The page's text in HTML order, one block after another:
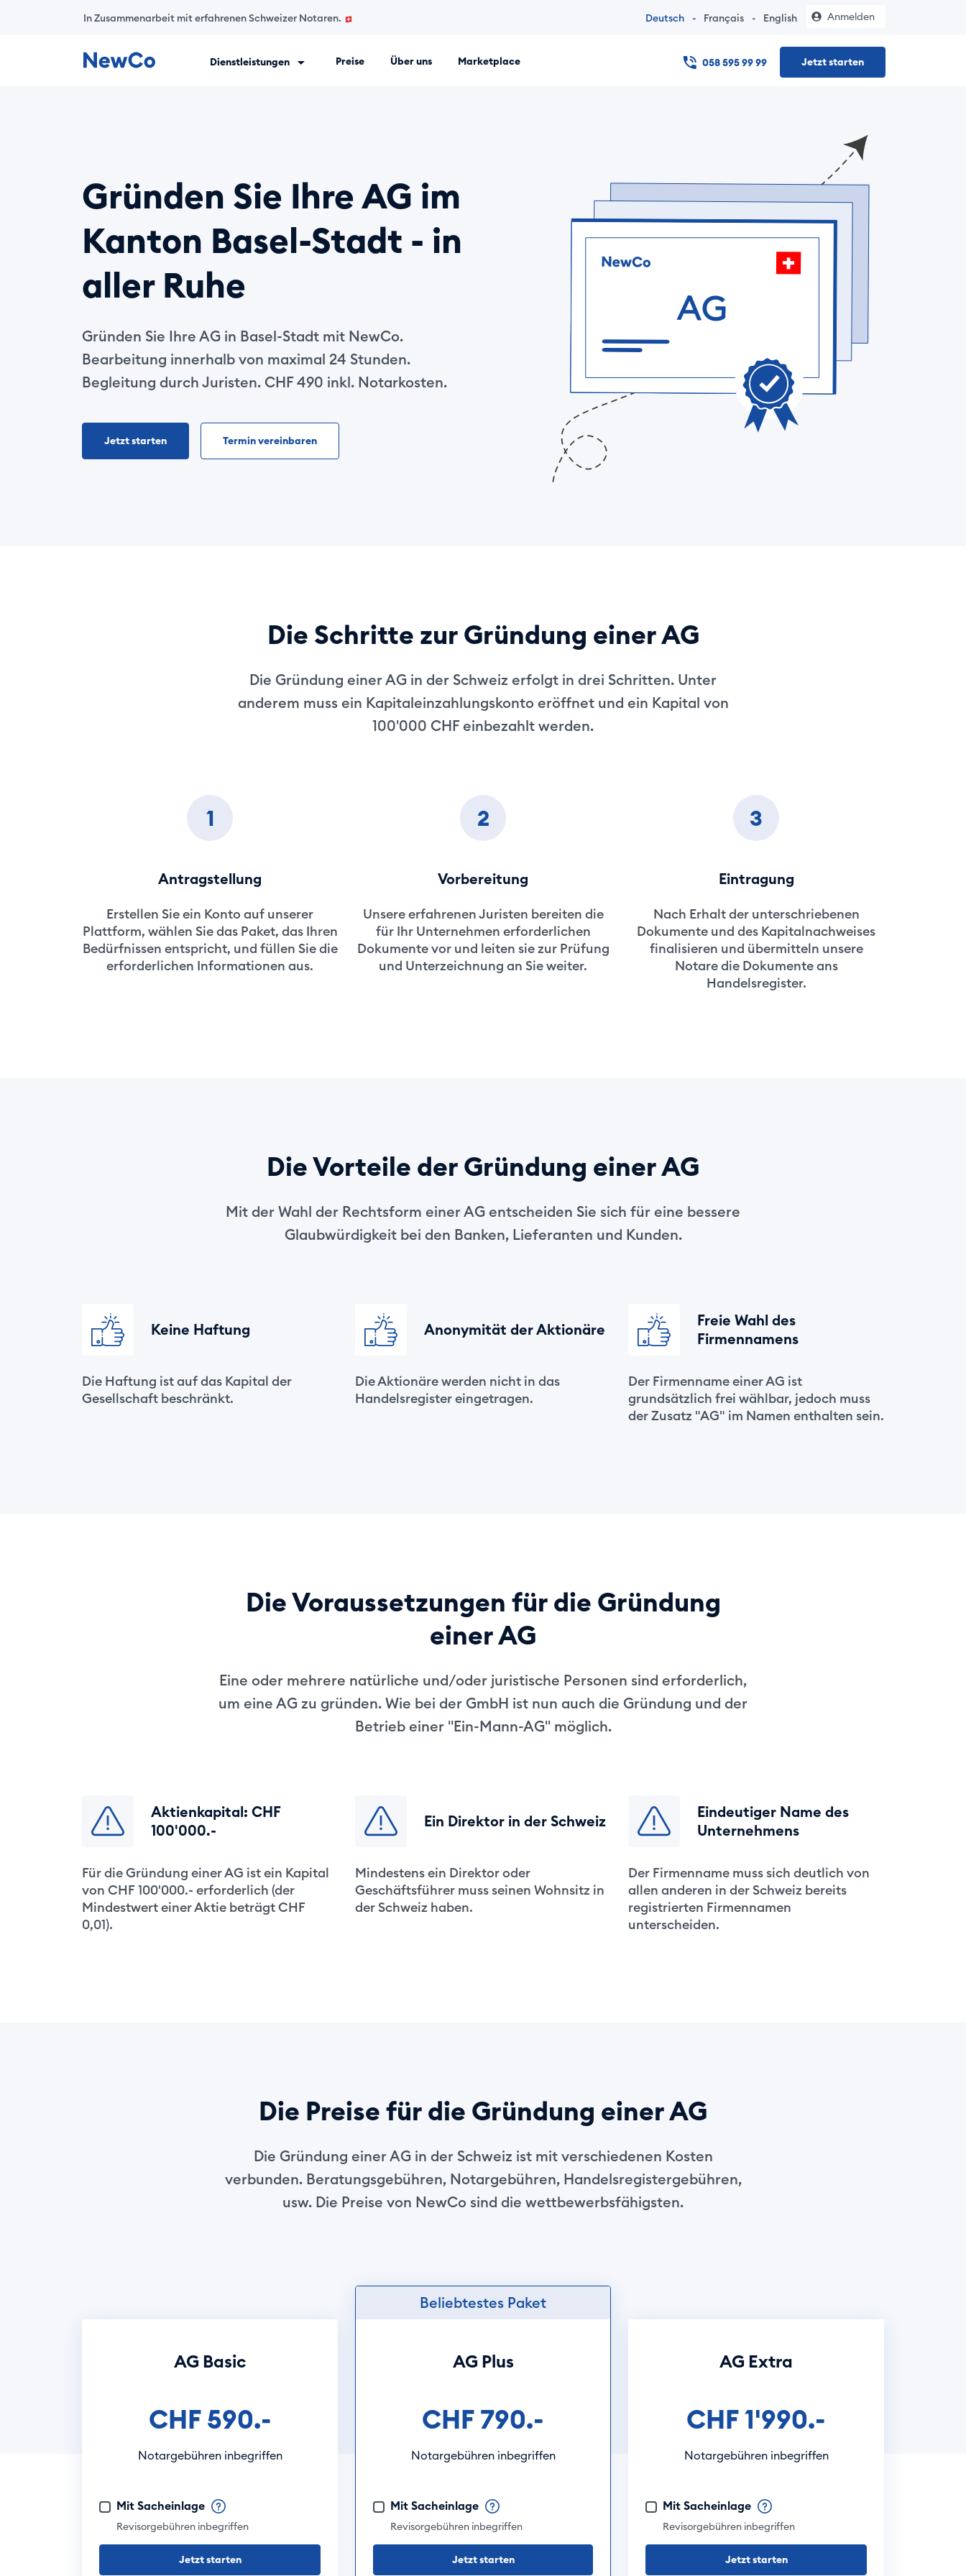
In Zusammenarbeit mit erfahrenen Schweizer Notaren. Deutsch - Français - English Anmelden
Dienstleistungen Preise Über uns Marketplace 058 595 99 99 Jetzt starten
Gründen Sie Ihre AG im
Kanton Basel-Stadt - in
aller Ruhe
Gründen Sie Ihre AG in Basel-Stadt mit NewCo.
Bearbeitung innerhalb von maximal 24 Stunden.
Begleitung durch Juristen. CHF 490 inkl. Notarkosten.
Jetzt starten Termin vereinbaren
Die Schritte zur Gründung einer AG
Die Gründung einer AG in der Schweiz erfolgt in drei Schritten. Unter
anderem muss ein Kapitaleinzahlungskonto eröffnet und ein Kapital von
100'000 CHF einbezahlt werden.
1
Antragstellung
Erstellen Sie ein Konto auf unserer
Plattform, wählen Sie das Paket, das Ihren
Bedürfnissen entspricht, und füllen Sie die
erforderlichen Informationen aus.
2
Vorbereitung
Unsere erfahrenen Juristen bereiten die
für Ihr Unternehmen erforderlichen
Dokumente vor und leiten sie zur Prüfung
und Unterzeichnung an Sie weiter.
3
Eintragung
Nach Erhalt der unterschriebenen
Dokumente und des Kapitalnachweises
finalisieren und übermitteln unsere
Notare die Dokumente ans
Handelsregister.
Die Vorteile der Gründung einer AG
Mit der Wahl der Rechtsform einer AG entscheiden Sie sich für eine bessere
Glaubwürdigkeit bei den Banken, Lieferanten und Kunden.
Keine Haftung
Die Haftung ist auf das Kapital der
Gesellschaft beschränkt.
Anonymität der Aktionäre
Die Aktionäre werden nicht in das
Handelsregister eingetragen.
Freie Wahl des
Firmennamens
Der Firmenname einer AG ist
grundsätzlich frei wählbar, jedoch muss
der Zusatz "AG" im Namen enthalten sein.
Die Voraussetzungen für die Gründung
einer AG
Eine oder mehrere natürliche und/oder juristische Personen sind erforderlich,
um eine AG zu gründen. Wie bei der GmbH ist nun auch die Gründung und der
Betrieb einer "Ein-Mann-AG" möglich.
Aktienkapital: CHF
100'000.-
Für die Gründung einer AG ist ein Kapital
von CHF 100'000.- erforderlich (der
Mindestwert einer Aktie beträgt CHF
0,01).
Ein Direktor in der Schweiz
Mindestens ein Direktor oder
Geschäftsführer muss seinen Wohnsitz in
der Schweiz haben.
Eindeutiger Name des
Unternehmens
Der Firmenname muss sich deutlich von
allen anderen in der Schweiz bereits
registrierten Firmennamen
unterscheiden.
Die Preise für die Gründung einer AG
Die Gründung einer AG in der Schweiz ist mit verschiedenen Kosten
verbunden. Beratungsgebühren, Notargebühren, Handelsregistergebühren,
usw. Die Preise von NewCo sind die wettbewerbsfähigsten.
AG Basic
CHF 590.-
Notargebühren inbegriffen
Mit Sacheinlage
Revisorgebühren inbegriffen
Jetzt starten
Beliebtestes Paket
AG Plus
CHF 790.-
Notargebühren inbegriffen
Mit Sacheinlage
Revisorgebühren inbegriffen
Jetzt starten
AG Extra
CHF 1'990.-
Notargebühren inbegriffen
Mit Sacheinlage
Revisorgebühren inbegriffen
Jetzt starten